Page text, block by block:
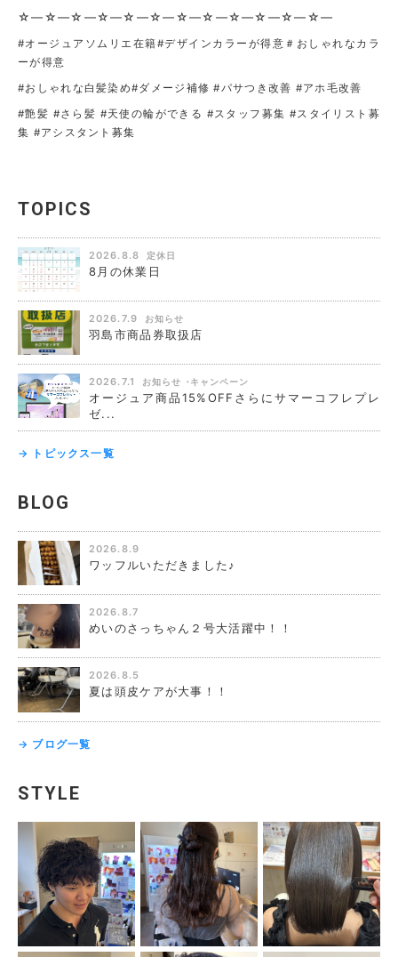
☆—☆—☆—☆—☆—☆—☆—☆—☆—☆—☆—☆—
#オージュアソムリエ在籍#デザインカラーが得意＃おしゃれなカラ
ーが得意
#おしゃれな白髪染め#ダメージ補修 #パサつき改善 #アホ毛改善
#艶髪 #さら髪 #天使の輪ができる #スタッフ募集 #スタイリスト募
集 #アシスタント募集
TOPICS
2026.8.8 定休日
8月の休業日
2026.7.9 お知らせ
羽島市商品券取扱店
2026.7.1 お知らせ キャンペーン
オージュア商品15%OFFさらにサマーコフレプレ
ゼ...
→ トピックス一覧
BLOG
2026.8.9
ワッフルいただきました♪
2026.8.7
めいのさっちゃん２号大活躍中！！
2026.8.5
夏は頭皮ケアが大事！！
→ ブログ一覧
STYLE